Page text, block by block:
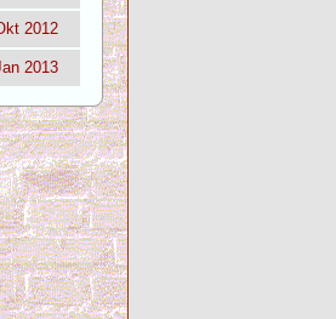
2012
2013